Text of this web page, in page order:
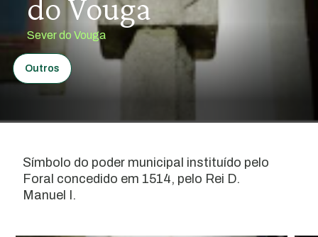
do Vouga
Sever do Vouga
Outros
Símbolo do poder municipal instituído pelo
Foral concedido em 1514, pelo Rei D.
Manuel I.